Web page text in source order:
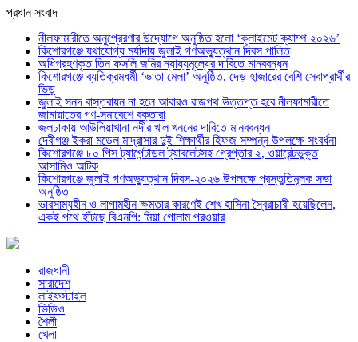
প্রধান সংবাদ
নীলফামারীতে অনুপ্রেরণার উদ্যোগে অনুষ্ঠিত হলো ‘ক্লাইমেট ক্যাম্প ২০২৬’
কিশোরগঞ্জে যথাযোগ্য মর্যাদায় জুলাই গণঅভ্যুত্থান দিবস পালিত
অধিগ্রহণকৃত তিন ফসলি জমির ন্যায্যমূল্যের দাবিতে মানববন্ধন
কিশোরগঞ্জে ব্যতিক্রমধর্মী ‘ভাতা মেলা’ অনুষ্ঠিত, দেড় হাজারের বেশি সেবাপ্রার্থীর
ভিড়
জুলাই সনদ বাস্তবায়ন না হলে আবারও রাজপথ উত্তপ্ত হবে নীলফামারীতে
জামায়াতের গণ-সমাবেশে বক্তারা
জলঢাকায় আউলিয়াখানা নদীর খাল খননের দাবিতে মানববন্ধন
দেবীগঞ্জ ইকরা মডেল মাদ্রাসার দুই শিক্ষার্থীর হিফজ সম্পন্ন উপলক্ষে সংবর্ধনা
কিশোরগঞ্জে ৮০ পিস ট্যাপেন্টাডল ট্যাবলেটসহ গ্রেপ্তার ২, ওয়ারেন্টভুক্ত
আসামিও আটক
কিশোরগঞ্জে জুলাই গণঅভ্যুত্থান দিবস-২০২৬ উপলক্ষে প্রস্তুতিমূলক সভা
অনুষ্ঠিত
ভারসাম্যহীন ও লাগামহীন ক্ষমতার কারণেই শেখ হাসিনা স্বৈরাচারী হয়েছিলেন,
একই পথে হাঁটছে বিএনপি: মিয়া গোলাম পরওয়ার
রাজধানী
সারাদেশ
লাইফস্টাইল
ভিডিও
শৈলী
খেলা